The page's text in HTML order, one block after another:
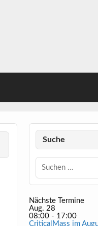
Suche
Nächste Termine
Aug. 28
08:00 - 17:00
CriticalMass im